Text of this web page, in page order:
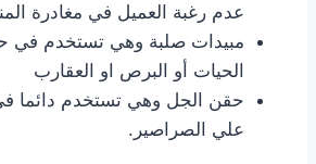
عدم رغبة العميل في مغادرة
مبيدات صلبة وهي تستخدم في
الحيات أو البرص او العقارب
حقن الجل وهي تستخدم دائما
علي الصراصير.